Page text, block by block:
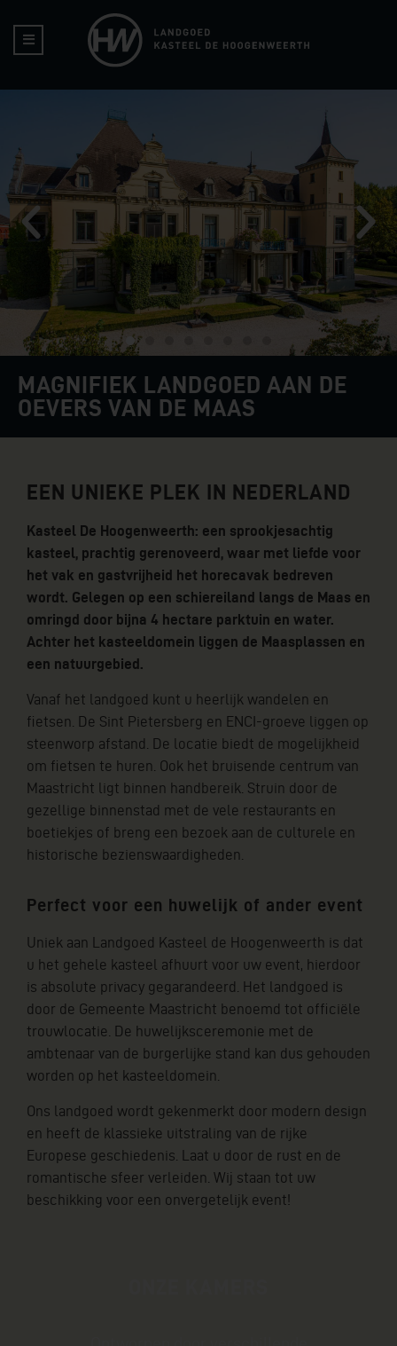
MAGNIFIEK LANDGOED AAN DE
OEVERS VAN DE MAAS
EEN UNIEKE PLEK IN NEDERLAND
Kasteel De Hoogenweerth: een sprookjesachtig
kasteel, prachtig gerenoveerd, waar met liefde voor
het vak en gastvrijheid het horecavak bedreven
wordt. Gelegen op een schiereiland langs de Maas en
omringd door bijna 4 hectare parktuin en water.
Achter het kasteeldomein liggen de Maasplassen en
een natuurgebied.
Vanaf het landgoed kunt u heerlijk wandelen en
fietsen. De Sint Pietersberg en ENCI-groeve liggen op
steenworp afstand. De locatie biedt de mogelijkheid
om fietsen te huren. Ook het bruisende centrum van
Maastricht ligt binnen handbereik. Struin door de
gezellige binnenstad met de vele restaurants en
boetiekjes of breng een bezoek aan de culturele en
historische bezienswaardigheden.
Perfect voor een huwelijk of ander event
Uniek aan Landgoed Kasteel de Hoogenweerth is dat
u het gehele kasteel afhuurt voor uw event, hierdoor
is absolute privacy gegarandeerd. Het landgoed is
door de Gemeente Maastricht benoemd tot officiële
trouwlocatie. De huwelijksceremonie met de
ambtenaar van de burgerlijke stand kan dus gehouden
worden op het kasteeldomein.
Ons landgoed wordt gekenmerkt door modern design
en heeft de klassieke uitstraling van de rijke
Europese geschiedenis. Laat u door de rust en de
romantische sfeer verleiden. Wij staan tot uw
beschikking voor een onvergetelijk event!